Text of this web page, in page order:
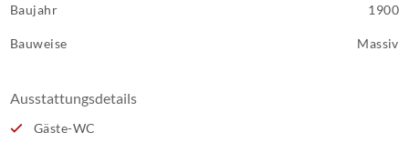
Baujahr 1900
Bauweise Massiv
Ausstattungsdetails
Gäste-WC